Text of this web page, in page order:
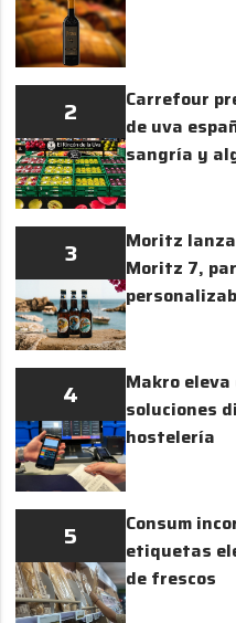
2
Carrefour
de uva
sangría y
3
Moritz
Moritz 7,
4
Makro
soluciones
hostelería
5
Consum
etiquetas
de frescos